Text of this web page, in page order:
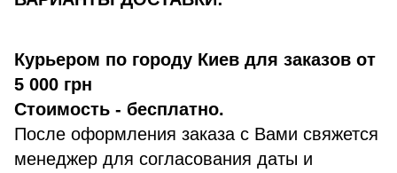
Курьером по городу Киев для заказов от
5 000 грн
Стоимость - бесплатно.
После оформления заказа с Вами свяжется
менеджер для согласования даты и